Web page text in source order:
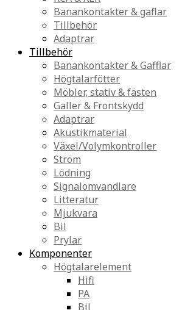
Banankontakter & gaflar
Tillbehör
Adaptrar
Tillbehör
Banankontakter & Gafflar
Högtalarfötter
Möbler, stativ & fästen
Galler & Frontskydd
Adaptrar
Akustikmaterial
Växel/Volymkontroller
Ström
Lödning
Signalomvandlare
Litteratur
Mjukvara
Bil
Prylar
Komponenter
Högtalarelement
Hifi
PA
Bil